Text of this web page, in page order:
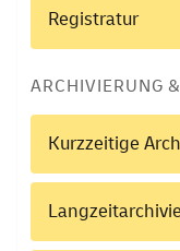
Registratur
ARCHIVIERUNG
Kurzzeitige